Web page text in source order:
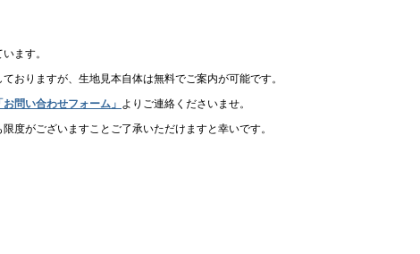
ます。
おりますが、生地見本自体は無料でご案内が可能です。
「お問い合わせフォーム」 よりご連絡くださいませ。
度がございますことご了承いただけますと幸いです。